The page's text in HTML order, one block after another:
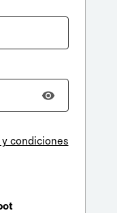
condiciones